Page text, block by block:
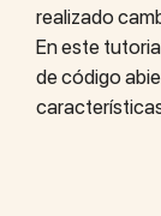
realizado
En este
de código